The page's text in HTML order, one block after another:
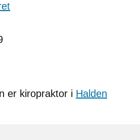
er kiropraktor i Halden